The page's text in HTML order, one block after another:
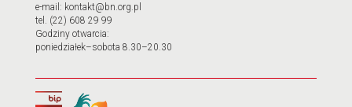
e-mail: kontakt@bn.org.pl
tel. (22) 608 29 99
Godziny otwarcia:
poniedziałek–sobota 8.30–20.30
Biuletyn Informacji Publicznej
Tłumacz języka migowego